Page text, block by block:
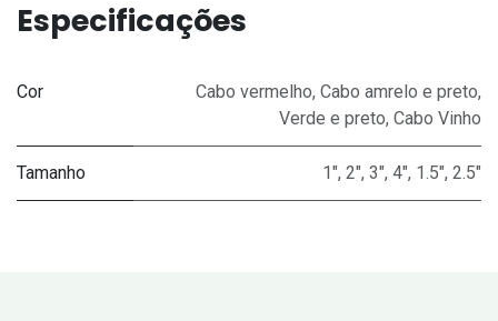
Especificações
Cor Cabo vermelho, Cabo amrelo e preto,
Verde e preto, Cabo Vinho
Tamanho 1", 2", 3", 4", 1.5", 2.5"